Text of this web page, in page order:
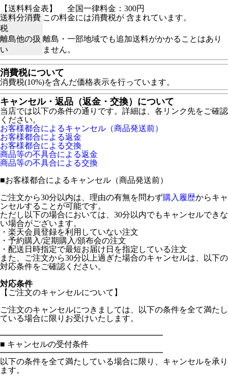
【送料料金表】
全国一律料金：300円
送料分消費
税
この料金には消費税が 含まれています。
離島他の扱
い
離島・一部地域でも追加送料がかかることはあり
ません。
消費税について
消費税(10%)を含んだ価格表示を行っています。
キャンセル・返品（返金・交換）について
当店では以下の条件の通りです。詳細は、各リンク先をご確認
ください。
お客様都合によるキャンセル（商品発送前）
お客様都合による返金
お客様都合による交換
商品等の不具合による返金
商品等の不具合による交換
■お客様都合によるキャンセル（商品発送前）
ご注文から30分以内は、理由の有無を問わず購入履歴からキャ
ンセルすることが可能です。
ただし以下の場合においては、30分以内でもキャンセルできな
い場合がございます。
・楽天会員登録を利用していない注文
・予約購入/定期購入/頒布会の注文
・配送日時指定で最短お届け日を指定している注文
また、ご注文から30分以上過ぎた場合のキャンセルは、以下の
対応条件をご確認ください。
対応条件
【ご注文のキャンセルについて】
ご注文のキャンセルにつきましては、以下の条件を全て満たし
ている場合に限りお受けいたします。
━━━━━━━━━━━━━━━━━━━━
■ キャンセルの受付条件
━━━━━━━━━━━━━━━━━━━━
以下の条件を全て満たしている場合に限り、キャンセルを承り
ます。